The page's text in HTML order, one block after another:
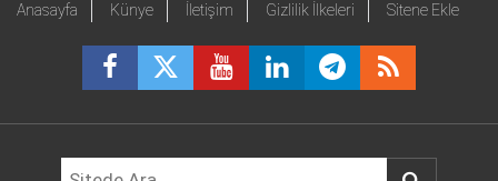
Anasayfa Künye İletişim Gizlilik İlkeleri Sitene Ekle